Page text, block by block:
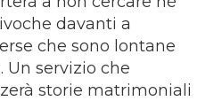
davanti a
che sono lontane
Un servizio che
storie matrimoniali